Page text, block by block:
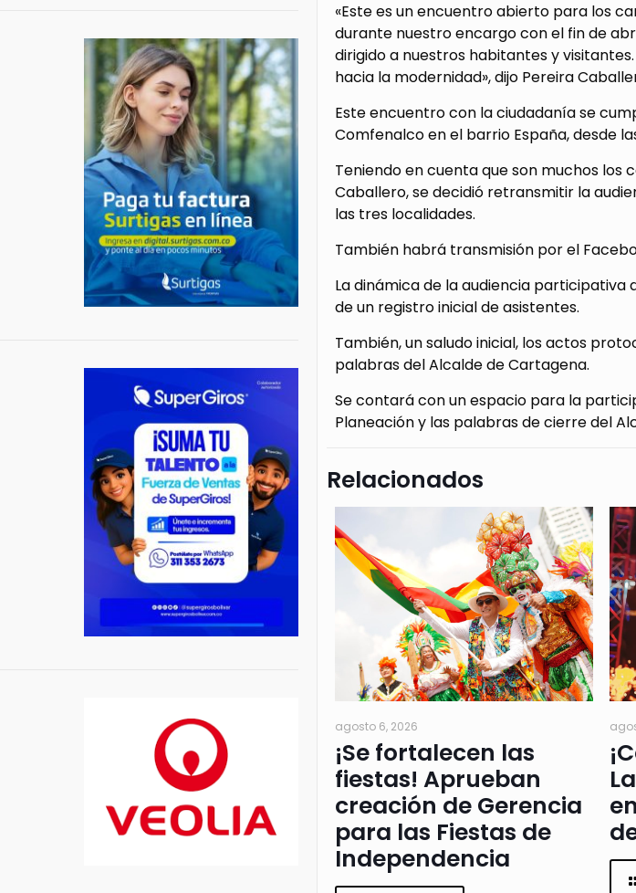
«Este es un encuentro abierto para los
durante nuestro encargo con el fin de
dirigido a nuestros habitantes y
hacia la modernidad», dijo Pereira
Este encuentro con la ciudadanía se
Comfenalco en el barrio España, desde
Teniendo en cuenta que son muchos
Caballero, se decidió retransmitir la
las tres localidades.
También habrá transmisión por el
La dinámica de la audiencia
de un registro inicial de asistentes.
También, un saludo inicial, los actos
palabras del Alcalde de Cartagena.
Se contará con un espacio para la
Planeación y las palabras de cierre del
Relacionados
agosto 6, 2026
¡Se fortalecen las
fiestas! Aprueban
creación de Gerencia
para las Fiestas de
Independencia